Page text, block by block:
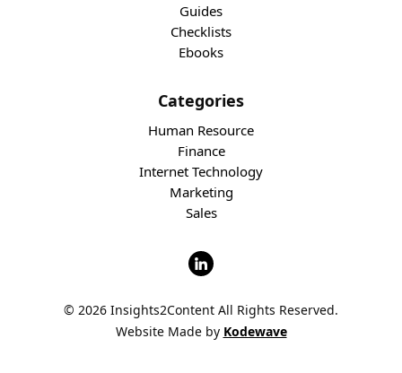
Guides
Checklists
Ebooks
Categories
Human Resource
Finance
Internet Technology
Marketing
Sales
© 2026 Insights2Content All Rights Reserved.
Website Made by Kodewave